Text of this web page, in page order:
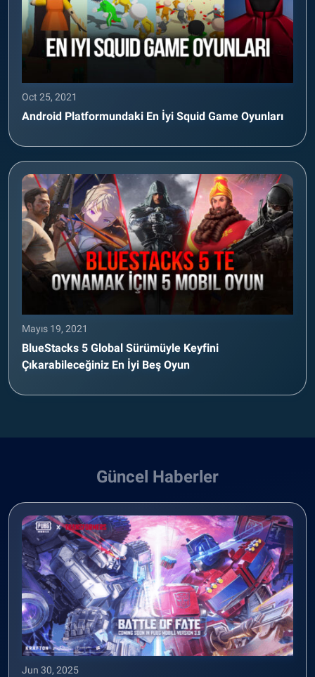
Oct 25, 2021
Android Platformundaki En İyi Squid Game Oyunları
Mayıs 19, 2021
BlueStacks 5 Global Sürümüyle Keyfini
Çıkarabileceğiniz En İyi Beş Oyun
Güncel Haberler
Jun 30, 2025